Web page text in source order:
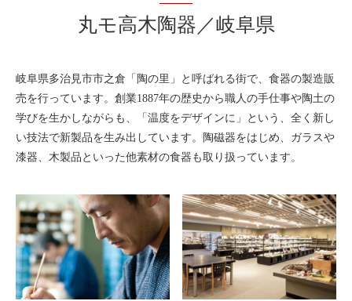
丸モ高木陶器／岐阜県
岐阜県多治見市市之倉「陶の里」と呼ばれる街で、食器の製造販
売を行っています。創業1887年の歴史から職人の手仕事や陶土の
学びを生かしながらも、「温度をデザインに」という、全く新し
い技法で新製品を生み出しています。陶磁器をはじめ、ガラスや
漆器、木製品といった他素材の食器も取り扱っています。